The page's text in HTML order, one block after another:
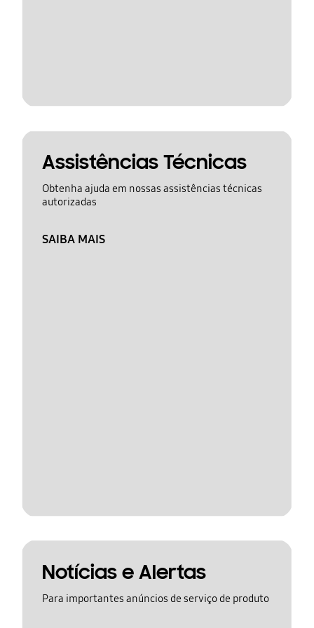
Assistências Técnicas
Obtenha ajuda em nossas assistências técnicas
autorizadas
SAIBA MAIS
Notícias e Alertas
Para importantes anúncios de serviço de produto